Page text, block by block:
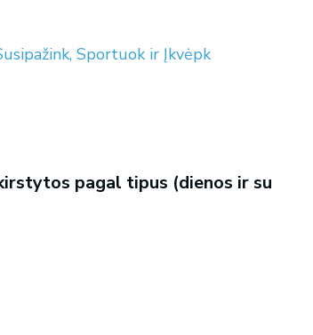
Sportuok ir Įkvėpk
pagal tipus (dienos ir su